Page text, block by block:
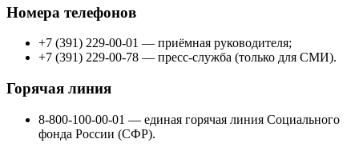
Номера телефонов
+7 (391) 229-00-01 — приёмная руководителя;
+7 (391) 229-00-78 — пресс-служба (только для СМИ).
Горячая линия
8-800-100-00-01 — единая горячая линия Социального
фонда России (СФР).